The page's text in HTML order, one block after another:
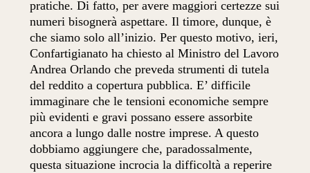
pratiche. Di fatto, per avere maggiori certezze sui
numeri bisognerà aspettare. Il timore, dunque, è
che siamo solo all’inizio. Per questo motivo, ieri,
Confartigianato ha chiesto al Ministro del Lavoro
Andrea Orlando che preveda strumenti di tutela
del reddito a copertura pubblica. E’ difficile
immaginare che le tensioni economiche sempre
più evidenti e gravi possano essere assorbite
ancora a lungo dalle nostre imprese. A questo
dobbiamo aggiungere che, paradossalmente,
questa situazione incrocia la difficoltà a reperire